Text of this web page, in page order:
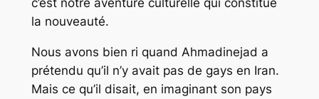
c’est notre aventure culturelle qui constitue
la nouveauté.
Nous avons bien ri quand Ahmadinejad a
prétendu qu’il n’y avait pas de gays en Iran.
Mais ce qu’il disait, en imaginant son pays